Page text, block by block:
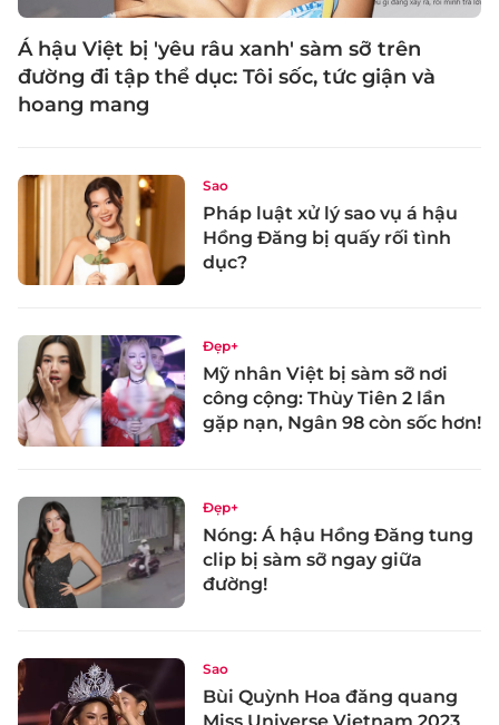
Á hậu Việt bị 'yêu râu xanh' sàm sỡ trên
đường đi tập thể dục: Tôi sốc, tức giận và
hoang mang
Sao
Pháp luật xử lý sao vụ á hậu
Hồng Đăng bị quấy rối tình
dục?
Đẹp+
Mỹ nhân Việt bị sàm sỡ nơi
công cộng: Thùy Tiên 2 lần
gặp nạn, Ngân 98 còn sốc hơn!
Đẹp+
Nóng: Á hậu Hồng Đăng tung
clip bị sàm sỡ ngay giữa
đường!
Sao
Bùi Quỳnh Hoa đăng quang